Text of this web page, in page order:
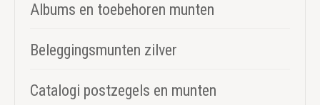
Albums en toebehoren munten
Beleggingsmunten zilver
Catalogi postzegels en munten